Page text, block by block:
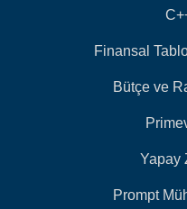
Finansal
Bütçe ve
Yapay
Prompt